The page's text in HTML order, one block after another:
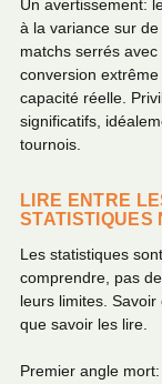
Un avertissement:
à la variance sur
matchs serrés
conversion
capacité réelle.
significatifs,
tournois.
LIRE ENTRE
STATISTIQUES
Les statistiques
comprendre, pas
leurs limites.
que savoir les lire.
Premier angle